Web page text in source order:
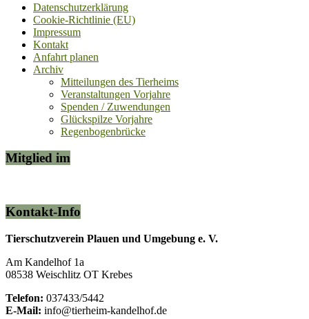
Datenschutzerklärung
Cookie-Richtlinie (EU)
Impressum
Kontakt
Anfahrt planen
Archiv
Mitteilungen des Tierheims
Veranstaltungen Vorjahre
Spenden / Zuwendungen
Glückspilze Vorjahre
Regenbogenbrücke
Mitglied im
Kontakt-Info
Tierschutzverein Plauen und Umgebung e. V.
Am Kandelhof 1a
08538 Weischlitz OT Krebes
Telefon: 037433/5442
E-Mail: info@tierheim-kandelhof.de